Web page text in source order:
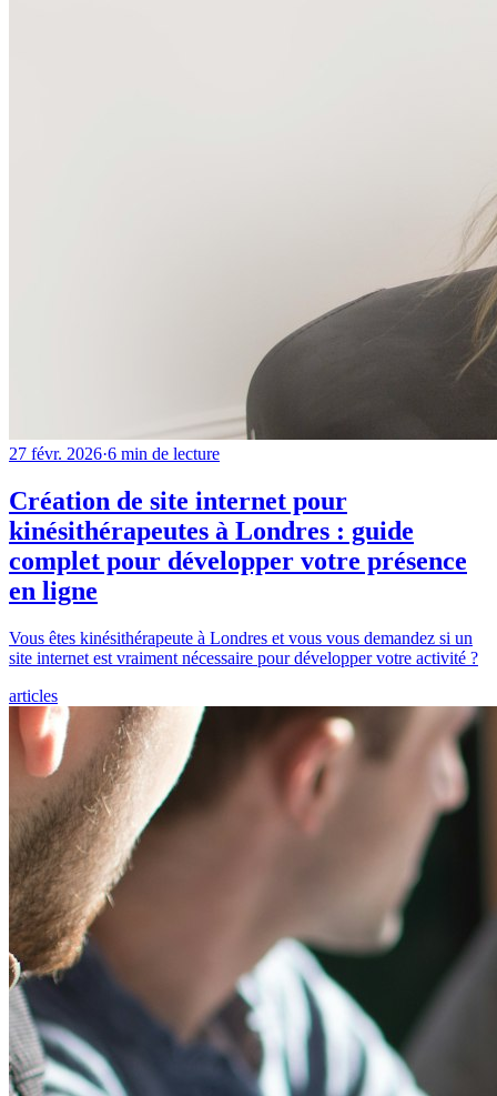
27 févr. 2026·6 min de lecture
Création de site internet pour
kinésithérapeutes à Londres : guide
complet pour développer votre présence
en ligne
Vous êtes kinésithérapeute à Londres et vous vous demandez si un
site internet est vraiment nécessaire pour développer votre activité ?
articles